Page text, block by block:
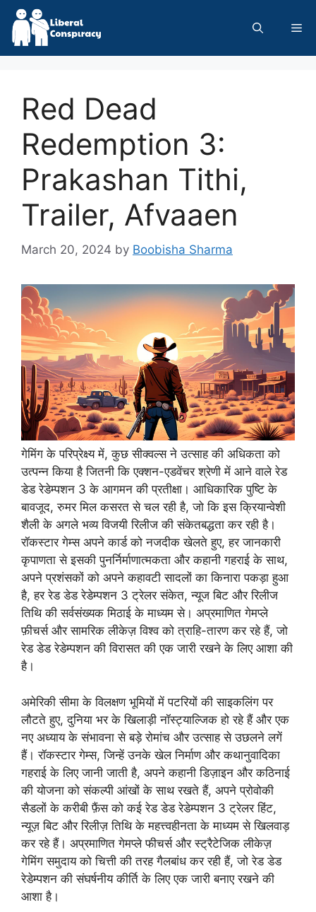
Skip
content
Red Dead
Redemption 3:
Prakashan Tithi,
Trailer, Afvaaen
March 20, 2024 by Boobisha Sharma
गेमिंग के परिप्रेक्ष्य में, कुछ सीक्वल्स ने उत्साह की अधिकता को
उत्पन्न किया है जितनी कि एक्शन-एडवेंचर श्रेणी में आने वाले रेड
डेड रेडेम्पशन 3 के आगमन की प्रतीक्षा। आधिकारिक पुष्टि के
बावजूद, रुमर मिल कसरत से चल रही है, जो कि इस क्रियान्वेशी
शैली के अगले भव्य विजयी रिलीज की संकेतबद्धता कर रही है।
रॉकस्टार गेम्स अपने कार्ड को नजदीक खेलते हुए, हर जानकारी
कृपाणता से इसकी पुनर्निर्माणात्मकता और कहानी गहराई के साथ,
अपने प्रशंसकों को अपने कहावटी सादलों का किनारा पकड़ा हुआ
है, हर रेड डेड रेडेम्पशन 3 ट्रेलर संकेत, न्यूज बिट और रिलीज
तिथि की सर्वसंख्यक मिठाई के माध्यम से। अप्रमाणित गेमप्ले
फ़ीचर्स और सामरिक लीकेज़ विश्व को त्राहि-तारण कर रहे हैं, जो
रेड डेड रेडेम्पशन की विरासत की एक जारी रखने के लिए आशा की
है।
अमेरिकी सीमा के विलक्षण भूमियों में पटरियों की साइकलिंग पर
लौटते हुए, दुनिया भर के खिलाड़ी नॉस्ट्याल्जिक हो रहे हैं और एक
नए अध्याय के संभावना से बड़े रोमांच और उत्साह से उछलने लगें
हैं। रॉकस्टार गेम्स, जिन्हें उनके खेल निर्माण और कथानुवादिका
गहराई के लिए जानी जाती है, अपने कहानी डिज़ाइन और कठिनाई
की योजना को संकल्पी आंखों के साथ रखते हैं, अपने प्रोवोकी
सैडलों के करीबी फ़ैंस को कई रेड डेड रेडेम्पशन 3 ट्रेलर हिंट,
न्यूज़ बिट और रिलीज़ तिथि के महत्त्वहीनता के माध्यम से खिलवाड़
कर रहे हैं। अप्रमाणित गेमप्ले फीचर्स और स्ट्रैटेजिक लीकेज़
गेमिंग समुदाय को चित्ती की तरह गैलबांध कर रही हैं, जो रेड डेड
रेडेम्पशन की संघर्षनीय कीर्ति के लिए एक जारी बनाए रखने की
आशा है।